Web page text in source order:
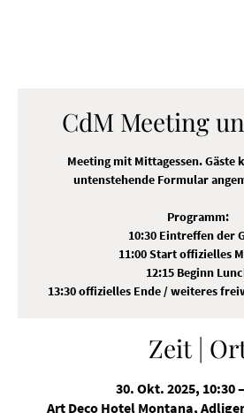
CdM Meeting
Meeting mit Mittagessen. Gäste
untenstehende Formular
Programm:
10:30 Eintreffen der
11:00 Start offizielles
12:15 Beginn
13:30 offizielles Ende / weiteres
Zeit |
30. Okt. 2025, 10:30
Art Deco Hotel Montana,